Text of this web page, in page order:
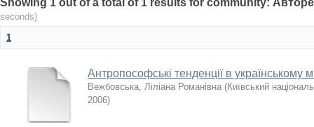
Showing 1 out of a total of 1 results for community:
seconds)
1
Антропософські тенденції в українському
Вежбовська, Ліліана Романівна (Київський
2006)